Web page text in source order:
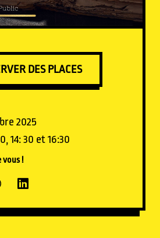
DES PLACES
2025
14: 30 et 16:30
vous !